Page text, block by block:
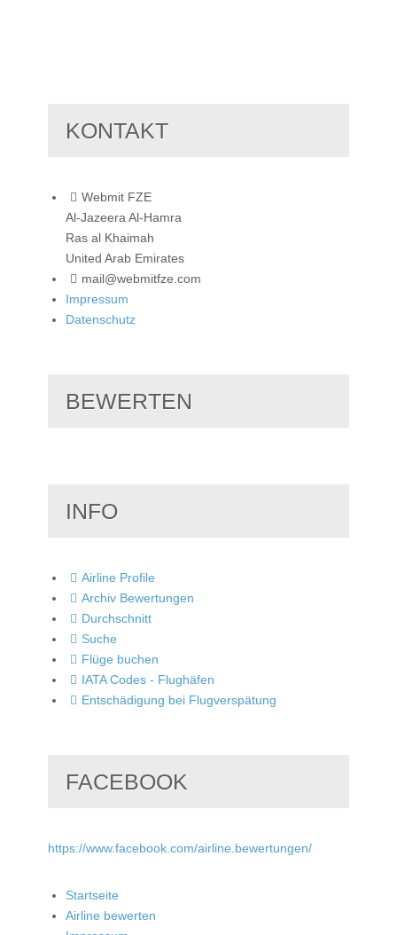
KONTAKT
Webmit FZE
Al-Jazeera Al-Hamra
Ras al Khaimah
United Arab Emirates
mail@webmitfze.com
Impressum
Datenschutz
BEWERTEN
INFO
Airline Profile
Archiv Bewertungen
Durchschnitt
Suche
Flüge buchen
IATA Codes - Flughäfen
Entschädigung bei Flugverspätung
FACEBOOK
https://www.facebook.com/airline.bewertungen/
Startseite
Airline bewerten